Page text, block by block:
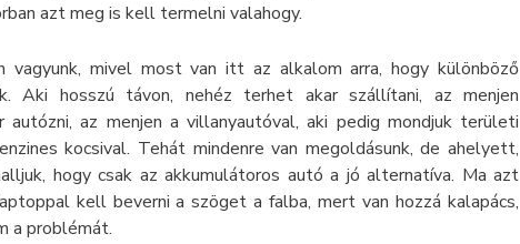
azt meg is kell termelni valahogy.
vagyunk, mivel most van itt az alkalom arra, hogy különböző
Aki hosszú távon, nehéz terhet akar szállítani, az menjen
autózni, az menjen a villanyautóval, aki pedig mondjuk területi
kocsival. Tehát mindenre van megoldásunk, de ahelyett,
hogy csak az akkumulátoros autó a jó alternatíva. Ma azt
kell beverni a szöget a falba, mert van hozzá kalapács,
a problémát.